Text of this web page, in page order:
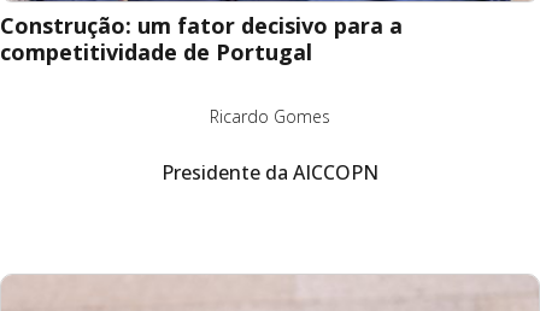
Construção: um fator decisivo para a
competitividade de Portugal
Ricardo Gomes
Presidente da AICCOPN